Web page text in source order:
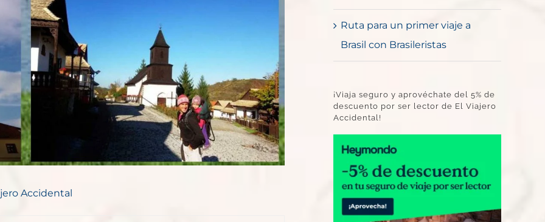
Accidental
Ruta para un primer viaje a
Brasil con Brasileristas
¡Viaja seguro y aprovéchate del 5% de
descuento por ser lector de El Viajero
Accidental!